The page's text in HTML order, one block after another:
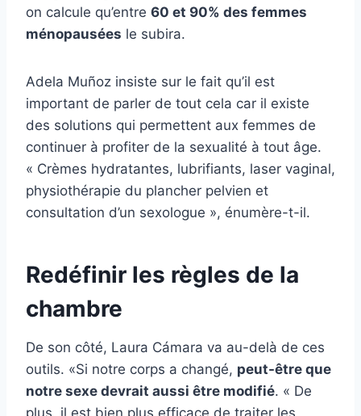
on calcule qu’entre 60 et 90% des femmes
ménopausées le subira.
Adela Muñoz insiste sur le fait qu’il est
important de parler de tout cela car il existe
des solutions qui permettent aux femmes de
continuer à profiter de la sexualité à tout âge.
« Crèmes hydratantes, lubrifiants, laser vaginal,
physiothérapie du plancher pelvien et
consultation d’un sexologue », énumère-t-il.
Redéfinir les règles de la
chambre
De son côté, Laura Cámara va au-delà de ces
outils. «Si notre corps a changé, peut-être que
notre sexe devrait aussi être modifié. « De